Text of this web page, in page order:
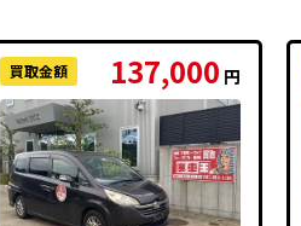
買取金額 137,000 円